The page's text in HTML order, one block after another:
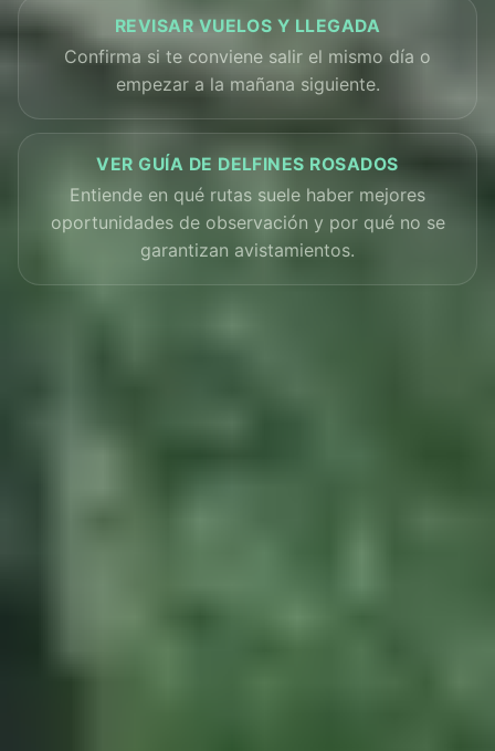
REVISAR VUELOS Y LLEGADA
Confirma si te conviene salir el mismo día o
empezar a la mañana siguiente.
VER GUÍA DE DELFINES ROSADOS
Entiende en qué rutas suele haber mejores
oportunidades de observación y por qué no se
garantizan avistamientos.